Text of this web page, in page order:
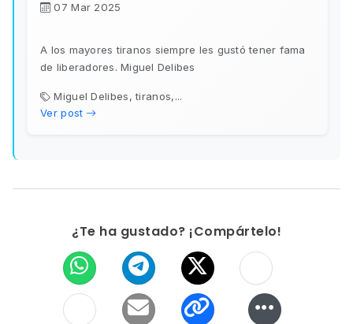
07 Mar 2025
A los mayores tiranos siempre les gustó tener fama
de liberadores. Miguel Delibes
Miguel Delibes, tiranos,...
Ver post
¿Te ha gustado? ¡Compártelo!